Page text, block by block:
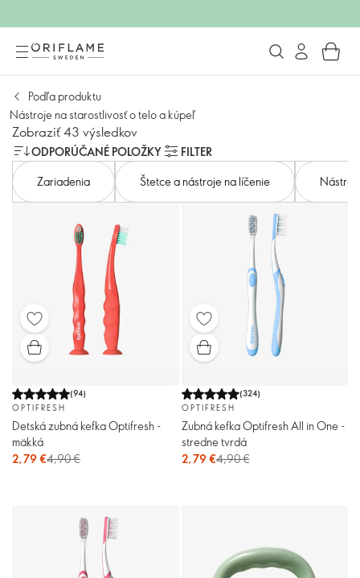
Podľa produktu
Nástroje na starostlivosť o telo a kúpeľ
Zobraziť 43 výsledkov
ODPORÚČANÉ POLOŽKY
FILTER
Zariadenia
Štetce a nástroje na líčenie
(94)
OPTIFRESH
Detská zubná kefka Optifresh -
mäkká
2,79 €4,90 €
(324)
OPTIFRESH
Zubná kefka Optifresh All in One -
stredne tvrdá
2,79 €4,90 €